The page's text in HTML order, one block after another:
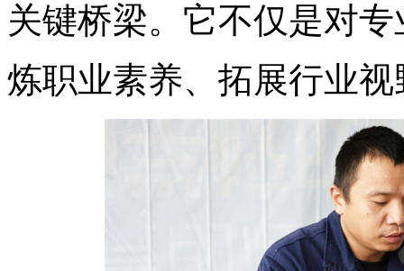
关键桥梁。它不仅是对
炼职业素养、拓展行业